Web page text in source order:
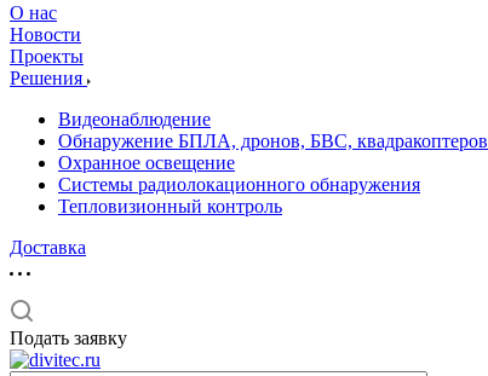
О нас
Новости
Проекты
Решения
Видеонаблюдение
Обнаружение БПЛА, дронов, БВС, квадракоптеров
Охранное освещение
Системы радиолокационного обнаружения
Тепловизионный контроль
Доставка
Подать заявку